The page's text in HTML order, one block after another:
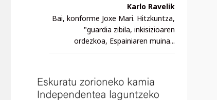
Karlo Ravelik
Bai, konforme Joxe Mari. Hitzkuntza,
"guardia zibila, inkisizioaren
ordezkoa, Espainiaren muina...